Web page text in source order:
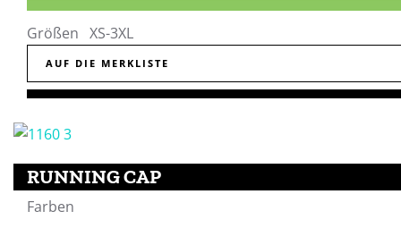
Größen XS-3XL
AUF DIE MERKLISTE
RUNNING CAP
Farben